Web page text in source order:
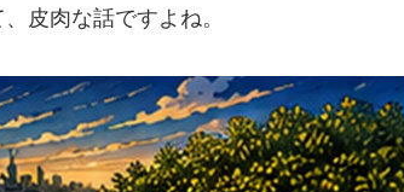
皮肉な話ですよね。